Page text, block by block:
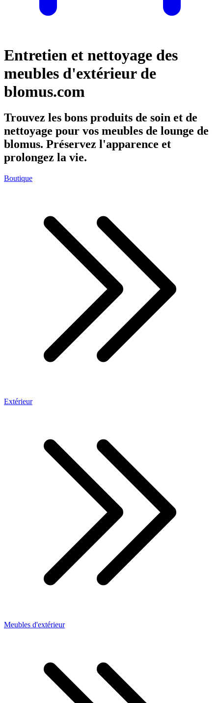
Entretien et nettoyage des
meubles d'extérieur de
blomus.com
Trouvez les bons produits de soin et de
nettoyage pour vos meubles de lounge de
blomus. Préservez l'apparence et
prolongez la vie.
Boutique
Extérieur
Meubles d'extérieur